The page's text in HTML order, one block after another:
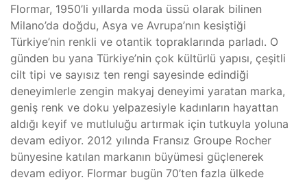
Flormar, 1950’li yıllarda moda üssü olarak bilinen
Milano’da doğdu, Asya ve Avrupa’nın kesiştiği
Türkiye’nin renkli ve otantik topraklarında parladı. O
günden bu yana Türkiye’nin çok kültürlü yapısı, çeşitli
cilt tipi ve sayısız ten rengi sayesinde edindiği
deneyimlerle zengin makyaj deneyimi yaratan marka,
geniş renk ve doku yelpazesiyle kadınların hayattan
aldığı keyif ve mutluluğu artırmak için tutkuyla yoluna
devam ediyor. 2012 yılında Fransız Groupe Rocher
bünyesine katılan markanın büyümesi güçlenerek
devam ediyor. Flormar bugün 70’ten fazla ülkede